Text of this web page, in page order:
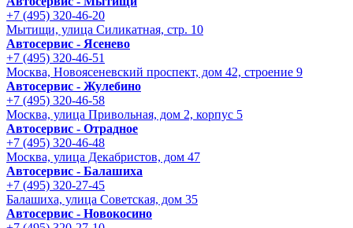
+7 (495) 320-46-20
Мытищи, улица Силикатная, стр. 10
Автосервис - Ясенево
+7 (495) 320-46-51
Москва, Новоясеневский проспект, дом 42, строение 9
Автосервис - Жулебино
+7 (495) 320-46-58
Москва, улица Привольная, дом 2, корпус 5
Автосервис - Отрадное
+7 (495) 320-46-48
Москва, улица Декабристов, дом 47
Автосервис - Балашиха
+7 (495) 320-27-45
Балашиха, улица Советская, дом 35
Автосервис - Новокосино